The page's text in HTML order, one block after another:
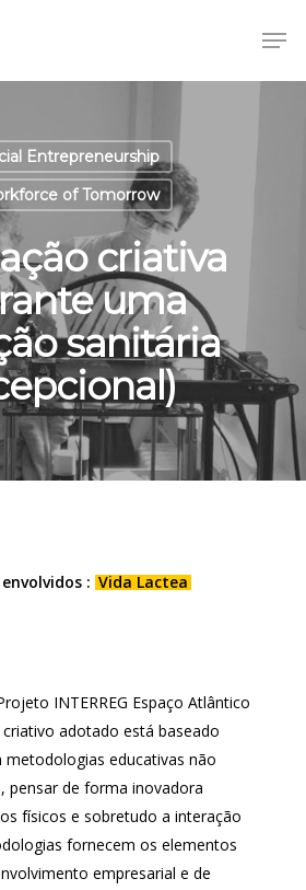
Entrepreneurship
of Tomorrow
criativa
uma
sanitária
: Vida Lactea
INTERREG Espaço Atlântico
adotado está baseado
metodologias educativas não
pensar de forma inovadora
físicos e sobretudo a interação
fornecem os elementos
empresarial e de